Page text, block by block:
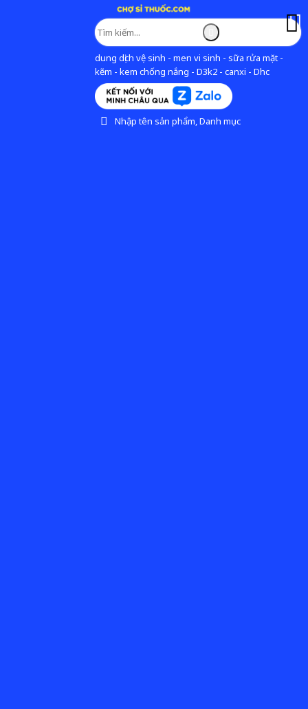
dung dịch vệ sinh - men vi sinh - sữa rửa mặt -
kẽm - kem chống nắng - D3k2 - canxi - Dhc
Nhập tên sản phẩm, Danh mục